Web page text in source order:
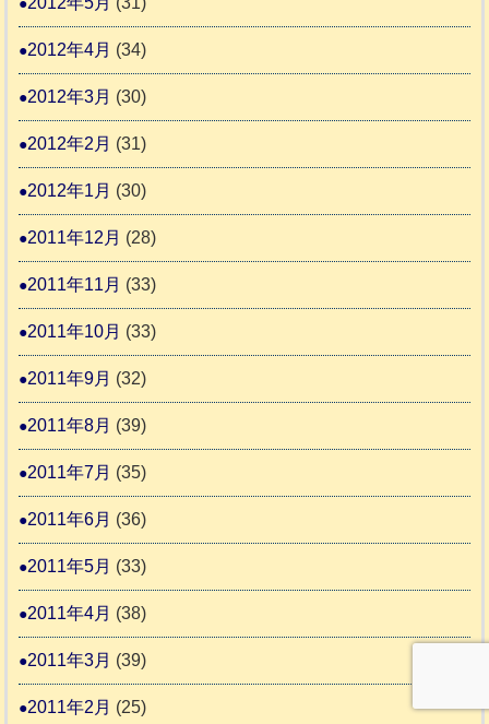
2012年4月 (34)
2012年3月 (30)
2012年2月 (31)
2012年1月 (30)
2011年12月 (28)
2011年11月 (33)
2011年10月 (33)
2011年9月 (32)
2011年8月 (39)
2011年7月 (35)
2011年6月 (36)
2011年5月 (33)
2011年4月 (38)
2011年3月 (39)
2011年2月 (25)